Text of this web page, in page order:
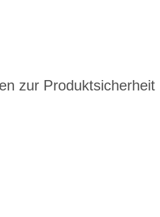
zur Produktsicherheit